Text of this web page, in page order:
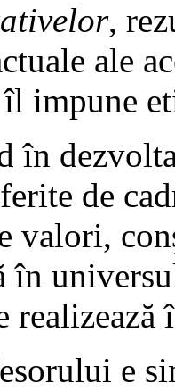
,
ale
impune
în
de
valori,
în
realizează
e